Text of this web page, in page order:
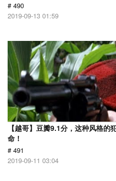
# 490
2019-09-13 01:59
【越哥】豆瓣9.1分，这种风格
命！
# 491
2019-09-11 03:04